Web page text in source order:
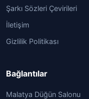
Şarkı Sözleri Çevirileri
İletişim
Gizlilik Politikası
Bağlantılar
Malatya Düğün Salonu